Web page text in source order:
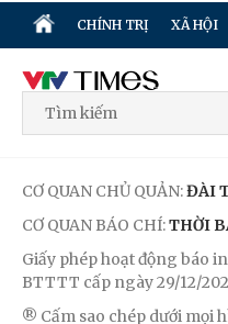
CHÍNH TRỊ XÃ HỘI
CƠ QUAN CHỦ QUẢN:ĐÀI
CƠ QUAN BÁO CHÍ:THỜI
Giấy phép hoạt động báo
BTTTT cấp ngày 29/12/
® Cấm sao chép dưới mọi